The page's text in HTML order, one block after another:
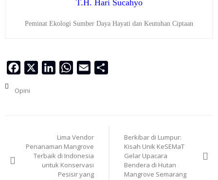
T.H. Hari Sucahyo
Peminat Ekologi Sumber Daya Hayati dan Keutuhan Ciptaan
Facebook LinkedInWhatsApp
Email
Opini
pos
Lima Vendor
Penanaman Mangrove
Terbaik di Indonesia
untuk Konservasi
Pesisir yang
Berkibar di Lumpur:
Kisah Unik KeSEMaT
Gelar Upacara
Bendera di Hutan
Mangrove Semarang